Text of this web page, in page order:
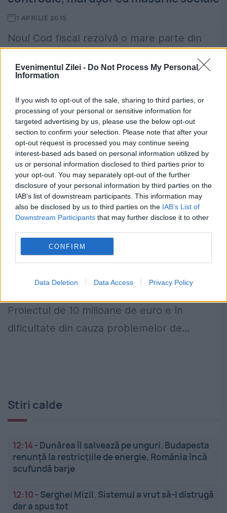
Evenimentul Zilei - Do Not Process My Personal
Information
If you wish to opt-out of the sale, sharing to third parties, or
processing of your personal or sensitive information for
targeted advertising by us, please use the below opt-out
section to confirm your selection. Please note that after your
opt-out request is processed you may continue seeing
interest-based ads based on personal information utilized by
us or personal information disclosed to third parties prior to
your opt-out. You may separately opt-out of the further
disclosure of your personal information by third parties on the
IAB’s list of downstream participants. This information may
also be disclosed by us to third parties on the IAB’s List of
Downstream Participants that may further disclose it to other
CONFIRM
Data Deletion Data Access Privacy Policy
1 APRILIE 2015
Noul Cod fiscal rezolvă o mare parte din
problemele semnalate de mediul de afaceri
de-a lungul timpului, susțin membrii
Reducerea de taxe promovată prin
proiectul...
Dispută pe deschiderea unui spital
privat cu urgenţe
21 IANUARIE 2011
Anunţul că lângă Spitalul Floreasca se
Proiectul de 10 milioane de euro e în
dificultate din cauza problemelor de...
Stiri calde
12:14- Dunărea îi salvează pe unguri. Budapesta
renunță la restricțiile de energie, România încă
scufundă barje
12:10 - Serghei Mizil. Sistemul a vrut să-l distrugă
dar a spus tot